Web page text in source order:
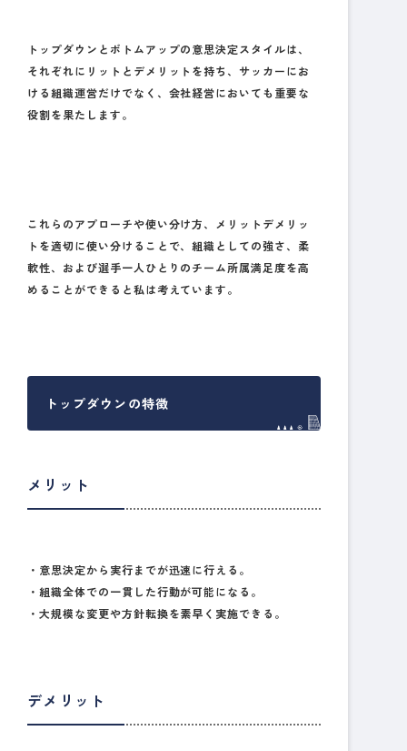
トップダウンとボトムアップの意思決定スタイルは、
それぞれにリットとデメリットを持ち、サッカーにお
ける組織運営だけでなく、会社経営においても重要な
役割を果たします。
これらのアプローチや使い分け方、メリットデメリッ
トを適切に使い分けることで、組織としての強さ、柔
軟性、および選手一人ひとりのチーム所属満足度を高
めることができると私は考えています。
トップダウンの特徴
メリット
・意思決定から実行までが迅速に行える。
・組織全体での一貫した行動が可能になる。
・大規模な変更や方針転換を素早く実施できる。
デメリット